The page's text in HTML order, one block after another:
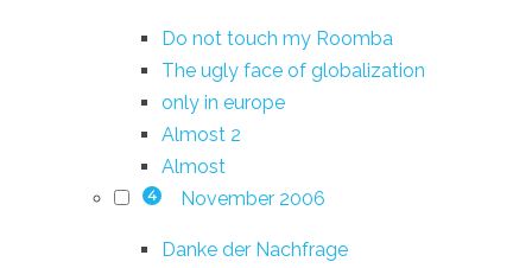
Do not touch my Roomba
The ugly face of globalization
only in europe
Almost 2
Almost
4 November 2006
Danke der Nachfrage